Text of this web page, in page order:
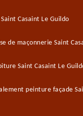
Casaint Le Guildo
de maçonnerie Saint
Saint Casaint Le
peinture façade